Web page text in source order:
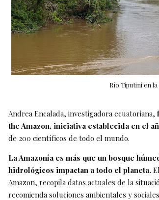
Río Tiputini en
Andrea Encalada, investigadora ecuatoriana,
the Amazon, iniciativa establecida en el
de 200 científicos de todo el mundo.
La Amazonía es más que un bosque
hidrológicos impactan a todo el planeta.
Amazon, recopila datos actuales de la
recomienda soluciones ambientales y